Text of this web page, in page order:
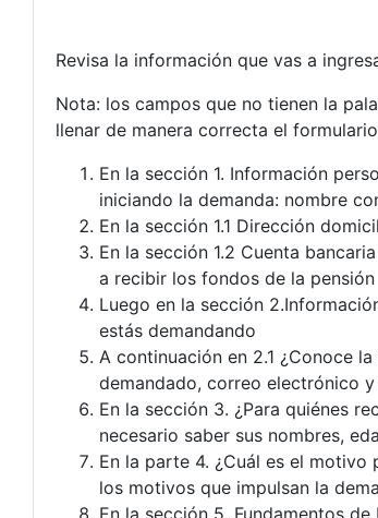
Revisa la información que vas a
Nota: los campos que no tienen la
llenar de manera correcta el
En la sección 1. Información
iniciando la demanda: nombre
En la sección 1.1 Dirección
En la sección 1.2 Cuenta
a recibir los fondos de la pensión
Luego en la sección
estás demandando
A continuación en 2.1 ¿Conoce
demandado, correo electrónico
En la sección 3. ¿Para quiénes
necesario saber sus nombres,
En la parte 4. ¿Cuál es el motivo
los motivos que impulsan la
En la sección 5. Fundamentos